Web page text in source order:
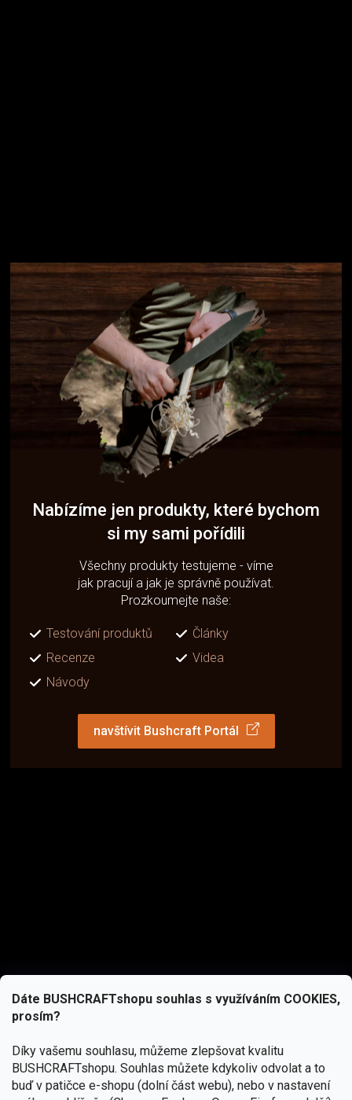
Dáte BUSHCRAFTshopu souhlas s využíváním COOKIES,
prosím?
Díky vašemu souhlasu, můžeme zlepšovat kvalitu
BUSHCRAFTshopu. Souhlas můžete kdykoliv odvolat a to
buď v patičce e-shopu (dolní část webu), nebo v nastavení
Nabízíme jen produkty, které bychom
si my sami pořídili
Všechny produkty testujeme - víme
jak pracují a jak je správně používat.
Prozkoumejte naše:
Testování produktů
Články
Recenze
Videa
Návody
navštívit Bushcraft Portál